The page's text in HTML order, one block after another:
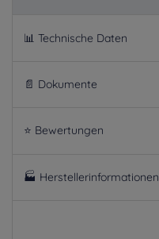
📊 Technische Daten
📄 Dokumente
⭐ Bewertungen
🏭 Herstellerinformationen